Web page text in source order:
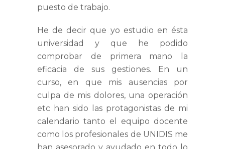
puesto de trabajo.
He de decir que yo estudio en ésta
universidad y que he podido
comprobar de primera mano la
eficacia de sus gestiones. En un
curso, en que mis ausencias por
culpa de mis dolores, una operación
etc han sido las protagonistas de mi
calendario tanto el equipo docente
como los profesionales de UNIDIS me